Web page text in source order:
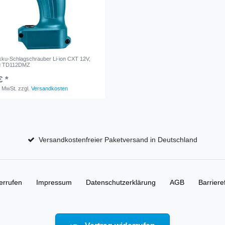
Schlag­schrau­ber Li-ion CXT 12V,
TD112DMZ
*
zzgl.Versandkosten
Versandkostenfreier Paketversand in Deutschland
Impressum Daten­schutz­erklärung AGB